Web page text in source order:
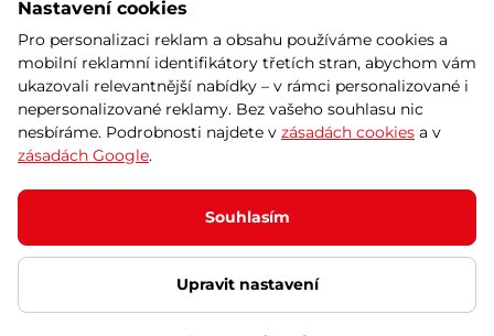
Půjčovna
obchodní podmínky
Kariéra
© 2026 SEVEN SPORT s.r.o Všechna práva vyhrazena
Podle zákona o evidenci tržeb je prodávající povinen vystavit
kupujícímu účtenku.
Zároveň je povinen zaevidovat přijatou tržbu u správce daně online; v
případě technického výpadku pak nejpozději do 48 hodin.
Ochrana osobních údajů Nastavení cookies Vnitřní oznamovací
systém Prohlášení přístupnosti
Nastavení cookies
Pro personalizaci reklam a obsahu používáme cookies a
mobilní reklamní identifikátory třetích stran, abychom vám
ukazovali relevantnější nabídky – v rámci personalizované i
nepersonalizované reklamy. Bez vašeho souhlasu nic
nesbíráme. Podrobnosti najdete v zásadách cookies a v
zásadách Google.
Souhlasím
Upravit nastavení